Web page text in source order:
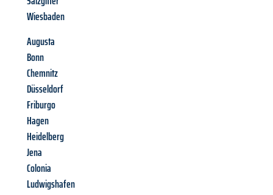
Wiesbaden
Augusta
Bonn
Chemnitz
Düsseldorf
Friburgo
Hagen
Heidelberg
Jena
Colonia
Ludwigshafen